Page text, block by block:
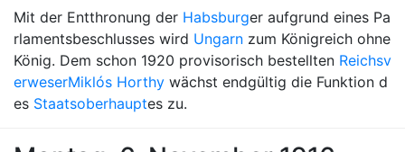
Mit der Entthronung der Habsburger aufgrund eines Pa
rlamentsbeschlusses wird Ungarn zum Königreich ohne
König. Dem schon 1920 provisorisch bestellten Reichsv
erweserMiklós Horthy wächst endgültig die Funktion d
es Staatsoberhauptes zu.